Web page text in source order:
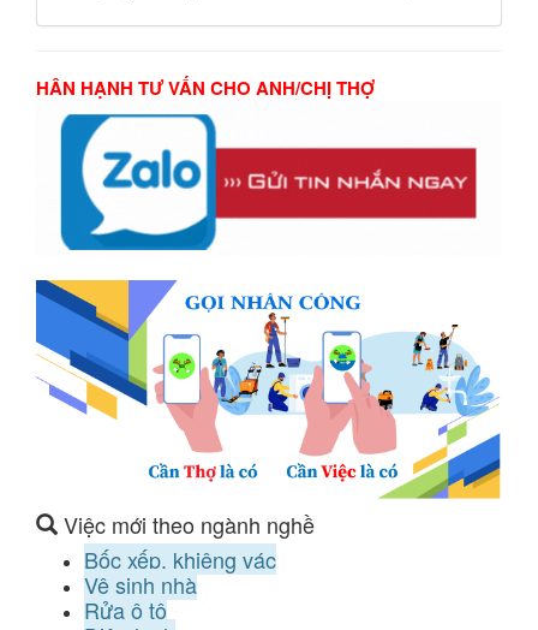
HÂN HẠNH TƯ VẤN CHO ANH/CHỊ THỢ
Việc mới theo ngành nghề
Bốc xếp, khiêng vác
Vệ sinh nhà
Rửa ô tô